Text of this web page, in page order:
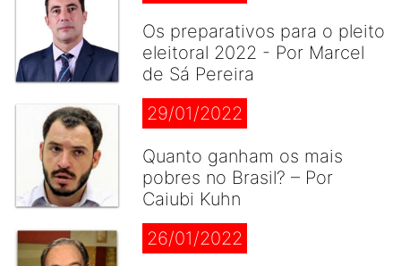
Os preparativos para o pleito
eleitoral 2022 - Por Marcel
de Sá Pereira
29/01/2022
Quanto ganham os mais
pobres no Brasil? – Por
Caiubi Kuhn
26/01/2022